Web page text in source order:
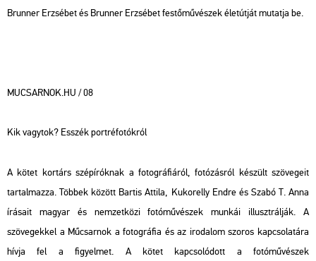
Brunner Erzsébet és Brunner Erzsébet festőművészek életútját mutatja be.
MUCSARNOK.HU / 08
Kik vagytok? Esszék portréfotókról
A kötet kortárs szépíróknak a fotográfiáról, fotózásról készült szövegeit
tartalmazza. Többek között Bartis Attila, Kukorelly Endre és Szabó T. Anna
írásait magyar és nemzetközi fotóművészek munkái illusztrálják. A
szövegekkel a Műcsarnok a fotográfia és az irodalom szoros kapcsolatára
hívja fel a figyelmet. A kötet kapcsolódott a fotóművészek